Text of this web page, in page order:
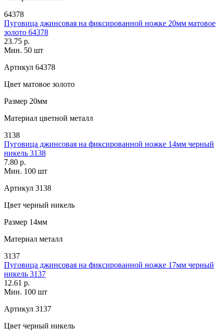
64378
Пуговица джинсовая на фиксированной ножке 20мм матовое
золото 64378
23.75 р.
Мин. 50 шт
Артикул 64378
Цвет матовое золото
Размер 20мм
Материал цветной металл
3138
Пуговица джинсовая на фиксированной ножке 14мм черный
никель 3138
7.80 р.
Мин. 100 шт
Артикул 3138
Цвет черный никель
Размер 14мм
Материал металл
3137
Пуговица джинсовая на фиксированной ножке 17мм черный
никель 3137
12.61 р.
Мин. 100 шт
Артикул 3137
Цвет черный никель